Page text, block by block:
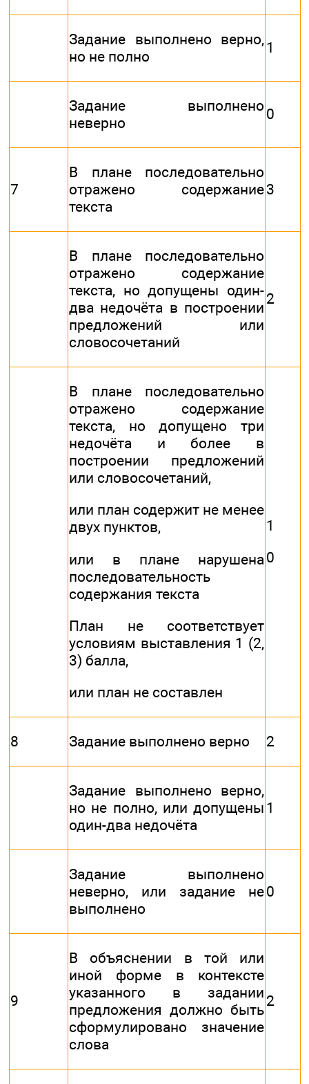
Задание выполнено верно,
но не полно
1
Задание выполнено
неверно
0
7
В плане последовательно
отражено содержание
текста
3
В плане последовательно
отражено содержание
текста, но допущены один-
два недочёта в построении
предложений или
словосочетаний
2
В плане последовательно
отражено содержание
текста, но допущено три
недочёта и более в
построении предложений
или словосочетаний,
или план содержит не менее
двух пунктов,
или в плане нарушена
последовательность
содержания текста
План не соответствует
условиям выставления 1 (2,
3) балла,
или план не составлен
1
0
8 Задание выполнено верно 2
Задание выполнено верно,
но не полно, или допущены
один-два недочёта
1
Задание выполнено
неверно, или задание не
выполнено
0
9
В объяснении в той или
иной форме в контексте
указанного в задании
предложения должно быть
сформулировано значение
слова
2